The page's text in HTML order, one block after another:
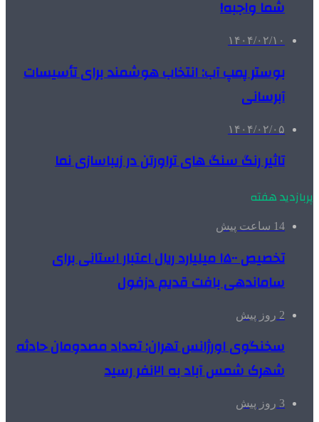
شما واجبه!
۱۴۰۴/۰۲/۱۰
بوستر پمپ آب: انتخاب هوشمند برای تأسیسات
آبرسانی
۱۴۰۴/۰۲/۰۵
تاثیر رنگ سنگ های تراورتن در زیباسازی نما
پربازدید هفته
14 ساعت پیش
تخصیص ۱۵۰۰ میلیارد ریال اعتبار استانی برای
ساماندهی بافت قدیم دزفول
2 روز پیش
سخنگوی اورژانس تهران: تعداد مصدومان حادثه
شهرک شمس آباد به ۲۱نفر رسید
3 روز پیش